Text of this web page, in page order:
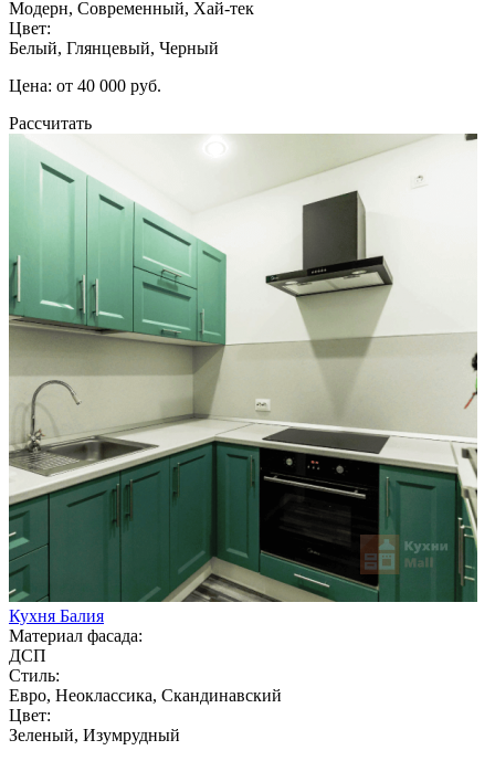
Модерн, Современный, Хай-тек
Цвет:
Белый, Глянцевый, Черный
Цена: от 40 000 руб.
Рассчитать
Кухня Балия
Материал фасада:
ДСП
Стиль:
Евро, Неоклассика, Скандинавский
Цвет:
Зеленый, Изумрудный